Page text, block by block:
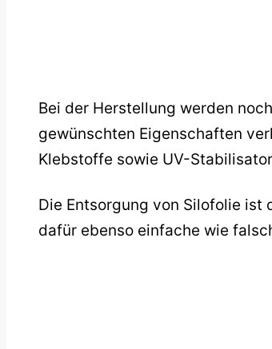
Bei der Herstellung werden
gewünschten Eigenschaften
Klebstoffe sowie UV-
Die Entsorgung von Silofolie ist
dafür ebenso einfache wie